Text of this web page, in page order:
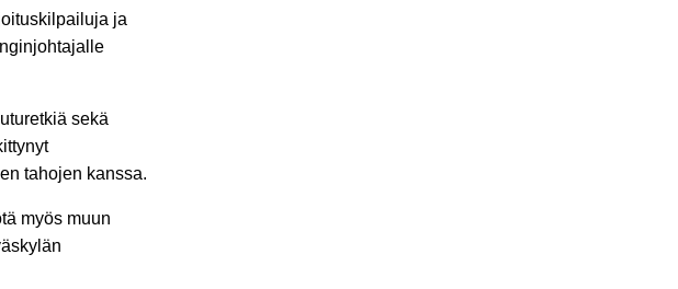
ja
sekä
tahojen kanssa.
myös muun